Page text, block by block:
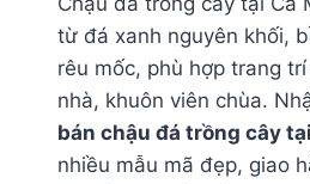
từ đá xanh nguyên khối,
rêu mốc, phù hợp trang
nhà, khuôn viên chùa.
bán chậu đá trồng cây
nhiều mẫu mã đẹp, giao